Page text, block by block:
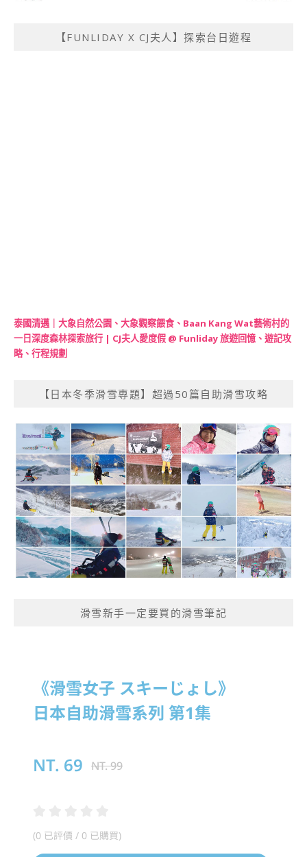
【FUNLIDAY X CJ夫人】探索台日遊程
泰國清邁｜大象自然公園、大象觀察餵食、Baan Kang Wat藝術村的
一日深度森林探索旅行 | CJ夫人愛度假 @ Funliday 旅遊回憶、遊記攻
略、行程規劃
【日本冬季滑雪專題】超過50篇自助滑雪攻略
滑雪新手一定要買的滑雪筆記